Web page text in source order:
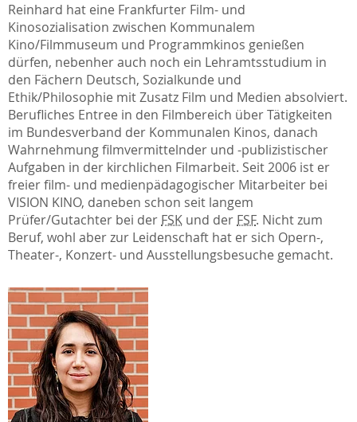
Reinhard hat eine Frankfurter Film- und
Kinosozialisation zwischen Kommunalem
Kino/Filmmuseum und Programmkinos genießen
dürfen, nebenher auch noch ein Lehramtsstudium in
den Fächern Deutsch, Sozialkunde und
Ethik/Philosophie mit Zusatz Film und Medien absolviert.
Berufliches Entree in den Filmbereich über Tätigkeiten
im Bundesverband der Kommunalen Kinos, danach
Wahrnehmung filmvermittelnder und -publizistischer
Aufgaben in der kirchlichen Filmarbeit. Seit 2006 ist er
freier film- und medienpädagogischer Mitarbeiter bei
VISION KINO, daneben schon seit langem
Prüfer/Gutachter bei der FSK und der FSF. Nicht zum
Beruf, wohl aber zur Leidenschaft hat er sich Opern-,
Theater-, Konzert- und Ausstellungsbesuche gemacht.